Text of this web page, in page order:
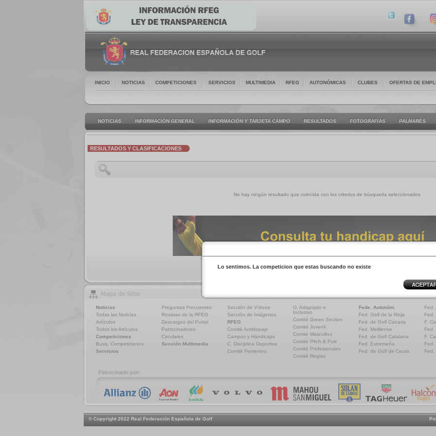
INICIO NOTICIAS COMPETICIONES SERVICIOS MULTIMEDIA RFEG AUTONÓMICAS CLUBES OFERTAS DE
NOTICIAS INFORMACIÓN GENERAL INFORMACIÓN Y TARJETA CAMPO RESULTADOS FOTOGRAFIAS PALMARÉS
RESULTADOS Y CLASIFICACIONES
No hay ningún resultado que coincida con los criterios de búsqueda seleccionados
Lo sentimos. La competicion que estas buscando no existe
Noticias
Todas las Noticias
Artículos
Todos los Artículos
Competiciones
Busq. Competiciones
Servicios
Preguntas Frecuentes
Revistas de la RFEG
Descargas del Portal
Patrocinadores
Circulares
Sección Multimedia
Sección de Vídeos
Sección de Imágenes
RFEG
Comité Antidopaje
Campos y Hándicaps
C. Disciplina Deportiva
Comité Femenino
G. Adaptado e
Inclusivo
Comité Green Section
Comité Juvenil
Comité Masculino
Comité Pitch & Putt
Comité Profesionales
Comité Reglas
Fede. Autonóm.
Fed. Golf de la Rioja
Fed. de Golf Canaria
Fed. Melillense
Fed. de Golf Catalana
Fed. Extremeña
Fed. de Golf de Ceuta
Fed.
Fed.
F.
Fed.
F.
Fed.
Fed.
© Copyright 2022 Real Federación Española de Golf